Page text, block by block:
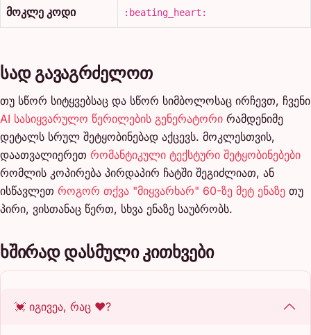
მოკლე კოდი :beating_heart:
სად გავაგრძელოთ
თუ სწორ სიტყვებსაც და სწორ სიმბოლოსაც ირჩევთ, ჩვენი
AI სასიყვარულო წერილების გენერატორი რამდენიმე
დეტალს სრულ შეტყობინებად აქცევს. მოკლესთვის,
დაათვალიერეთ რომანტიკული ტექსტური შეტყობინებები
რომლის კოპირება პირდაპირ ჩატში შეგიძლიათ, ან
ისწავლეთ როგორ თქვა "მიყვარხარ" 60-ზე მეტ ენაზე თუ
პირი, ვისთანაც წერთ, სხვა ენაზე საუბრობს.
ხშირად დასმული კითხვები
💓 იგივეა, რაც ❤️?